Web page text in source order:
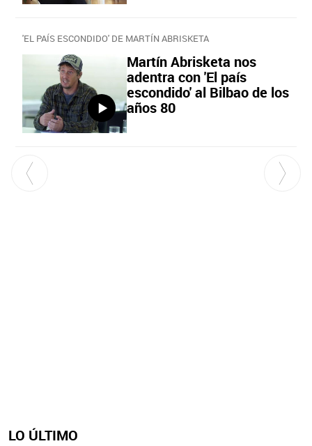
'EL PAÍS ESCONDIDO' DE MARTÍN ABRISKETA
Martín Abrisketa nos
adentra con 'El país
escondido' al Bilbao de los
años 80
LO ÚLTIMO